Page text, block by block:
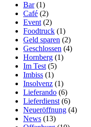
Bar (1)
Café (2)
Event (2)
Foodtruck (1)
Geld sparen (2)
Geschlossen (4)
Hornberg (1)
Im Test (5)
Imbiss (1)
Insolvenz (1)
Lieferando (6)
Lieferdienst (6)
Neueröffnung (4)
News (13)